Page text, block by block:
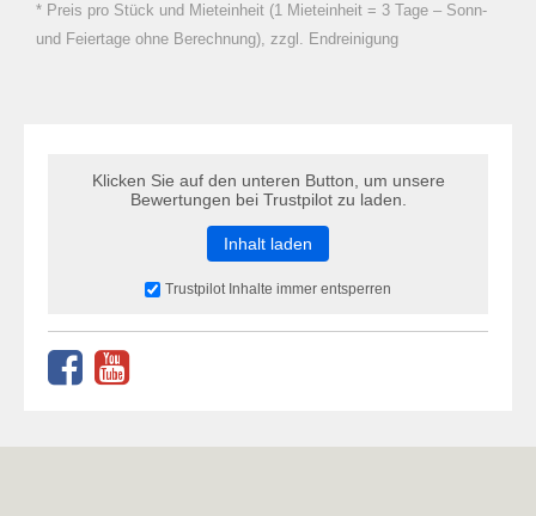
zu Warenkorb hinzugefügt.
* Preis pro Stück und Mieteinheit (1 Mieteinheit = 3 Tage – Sonn-
und Feiertage ohne Berechnung), zzgl. Endreinigung
Klicken Sie auf den unteren Button, um unsere
Bewertungen bei Trustpilot zu laden.
Inhalt laden
Trustpilot Inhalte immer entsperren